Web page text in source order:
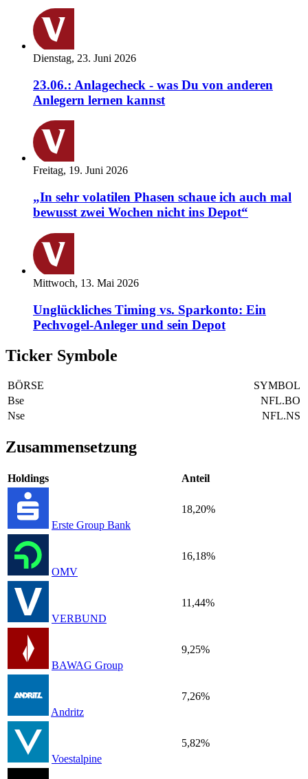
Dienstag, 23. Juni 2026
23.06.: Anlagecheck - was Du von anderen
Anlegern lernen kannst
Freitag, 19. Juni 2026
„In sehr volatilen Phasen schaue ich auch mal
bewusst zwei Wochen nicht ins Depot“
Mittwoch, 13. Mai 2026
Unglückliches Timing vs. Sparkonto: Ein
Pechvogel-Anleger und sein Depot
Ticker Symbole
BÖRSE
SYMBOL
Bse
NFL.BO
Nse
NFL.NS
Zusammensetzung
Holdings Anteil
Erste Group Bank
18,20%
OMV
16,18%
VERBUND
11,44%
BAWAG Group
9,25%
Andritz
7,26%
Voestalpine
5,82%